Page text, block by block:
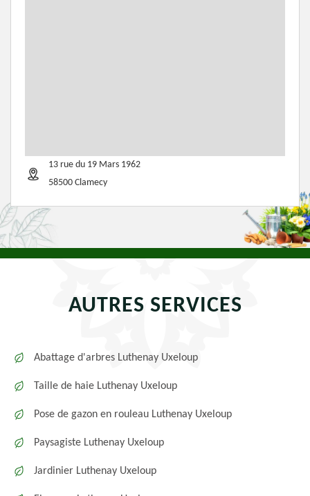
13 rue du 19 Mars 1962
58500 Clamecy
AUTRES SERVICES
Abattage d'arbres Luthenay Uxeloup
Taille de haie Luthenay Uxeloup
Pose de gazon en rouleau Luthenay Uxeloup
Paysagiste Luthenay Uxeloup
Jardinier Luthenay Uxeloup